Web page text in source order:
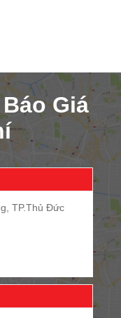
Giá
TP.Thủ Đức